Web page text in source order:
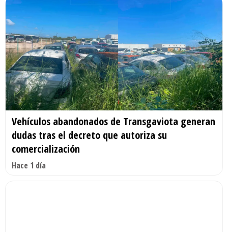
Vehículos abandonados de Transgaviota generan
dudas tras el decreto que autoriza su
comercialización
Hace 1 día